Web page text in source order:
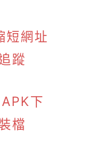
短網址
蹤
下
檔